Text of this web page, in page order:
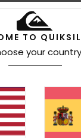
5/5
calidad-precio
Color
TO
your country